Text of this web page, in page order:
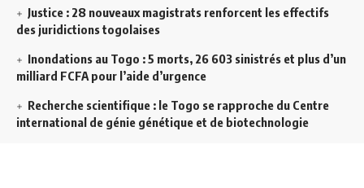
Justice : 28 nouveaux magistrats renforcent les effectifs
des juridictions togolaises
Inondations au Togo : 5 morts, 26 603 sinistrés et plus d’un
milliard FCFA pour l’aide d’urgence
Recherche scientifique : le Togo se rapproche du Centre
international de génie génétique et de biotechnologie